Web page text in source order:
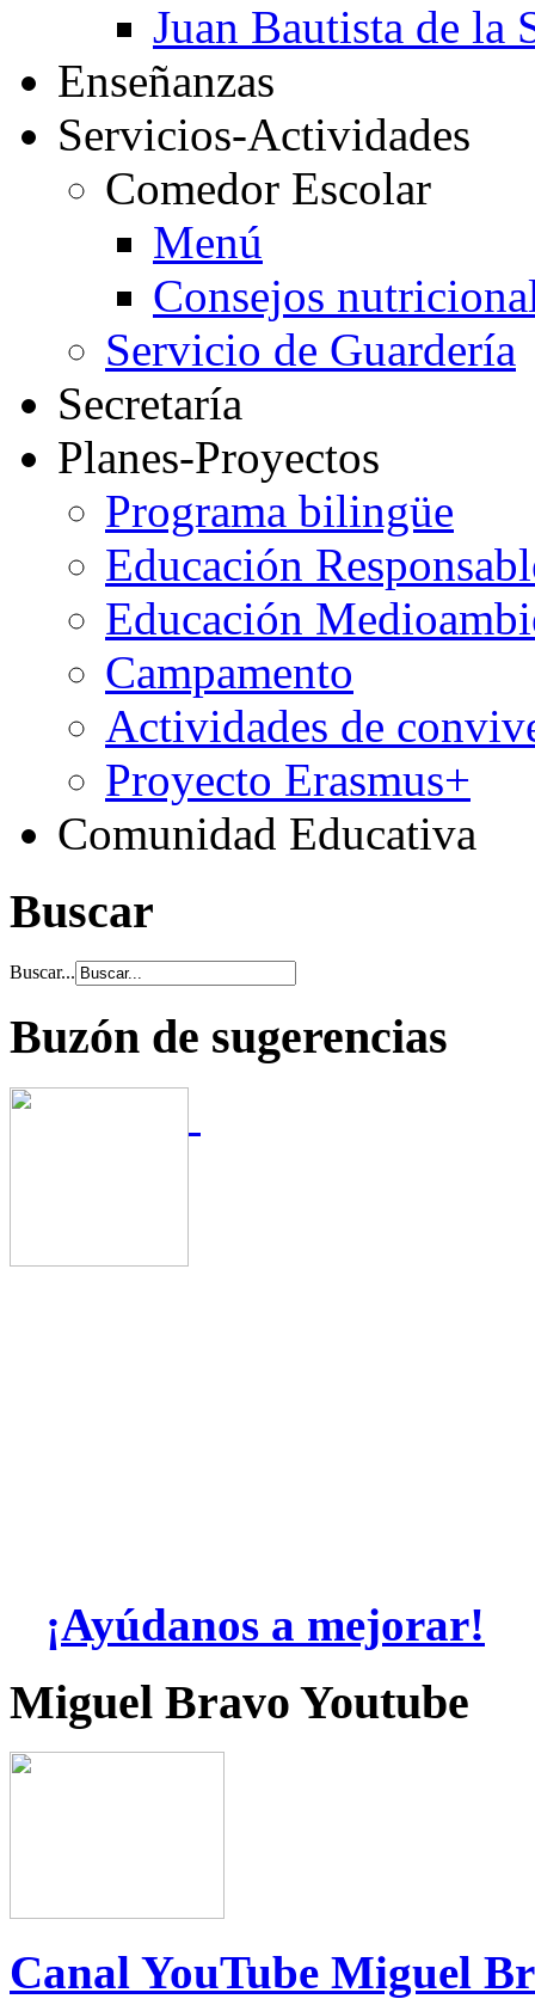
Juan Bautista de la
Enseñanzas
Servicios-Actividades
Comedor Escolar
Menú
Consejos
Servicio de Guardería
Secretaría
Planes-Proyectos
Programa bilingüe
Educación
Educación
Campamento
Actividades de
Proyecto Erasmus+
Comunidad Educativa
Buscar
Buscar...
Buzón de sugerencias
¡Ayúdanos a mejorar!
Miguel Bravo Youtube
Canal YouTube Miguel